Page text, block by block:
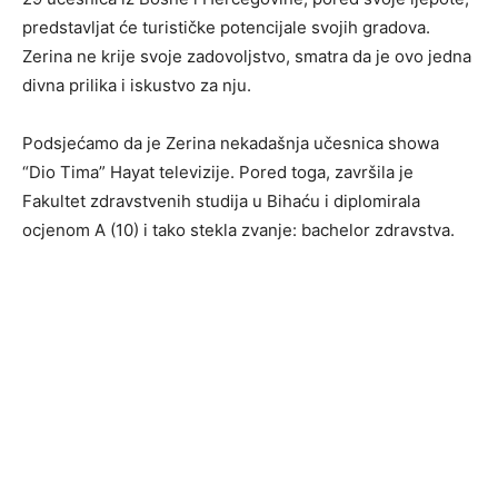
predstavljat će turističke potencijale svojih gradova.
Zerina ne krije svoje zadovoljstvo, smatra da je ovo jedna
divna prilika i iskustvo za nju.
Podsjećamo da je Zerina nekadašnja učesnica showa
“Dio Tima” Hayat televizije. Pored toga, završila je
Fakultet zdravstvenih studija u Bihaću i diplomirala
ocjenom A (10) i tako stekla zvanje: bachelor zdravstva.